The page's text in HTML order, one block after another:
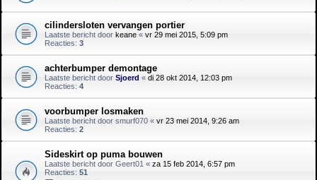
cilindersloten vervangen portier
Laatste bericht door keane « vr 29 mei 2015, 5:09 pm
Reacties: 3
achterbumper demontage
Laatste bericht door Sjoerd « di 28 okt 2014, 12:03 pm
Reacties: 4
voorbumper losmaken
Laatste bericht door smurf070 « vr 23 mei 2014, 9:26 am
Reacties: 2
Sideskirt op puma bouwen
Laatste bericht door Geert01 « za 15 feb 2014, 6:57 pm
Reacties: 51